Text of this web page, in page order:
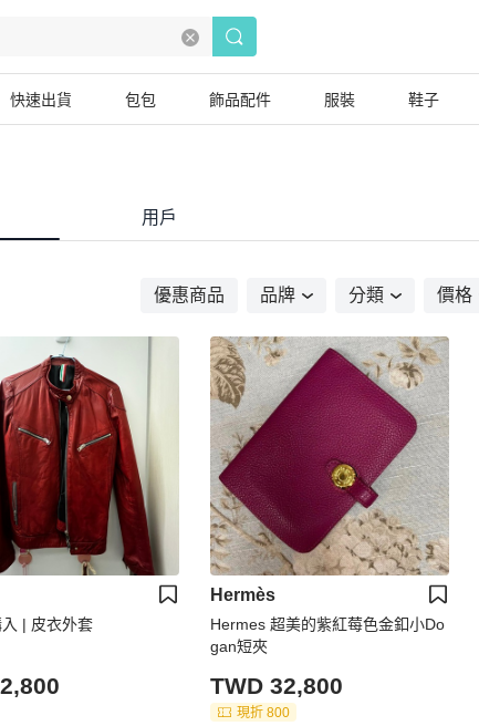
快速出貨 包包 飾品配件 服裝 鞋子
用戶
優惠商品 品牌 分類 價格
| 皮衣外套
Hermès
Hermes 超美的紫紅莓色金釦小Do
gan短夾
TWD 32,800
現折 800